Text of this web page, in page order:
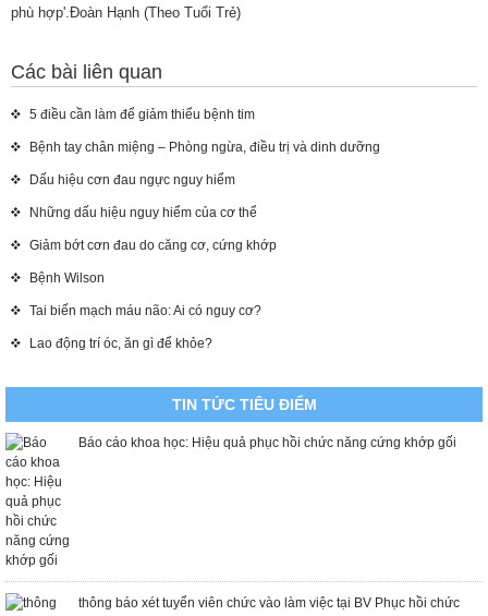
phù hợp'.Đoàn Hạnh (Theo Tuổi Trẻ)
Các bài liên quan
5 điều cần làm để giảm thiểu bệnh tim
Bệnh tay chân miệng – Phòng ngừa, điều trị và dinh dưỡng
Dấu hiệu cơn đau ngực nguy hiểm
Những dấu hiệu nguy hiểm của cơ thể
Giảm bớt cơn đau do căng cơ, cứng khớp
Bệnh Wilson
Tai biến mạch máu não: Ai có nguy cơ?
Lao động trí óc, ăn gì để khỏe?
TIN TỨC TIÊU ĐIỂM
Báo cáo khoa học: Hiệu quả phục hồi chức năng cứng khớp gối
thông báo xét tuyển viên chức vào làm việc tại BV Phục hồi chức